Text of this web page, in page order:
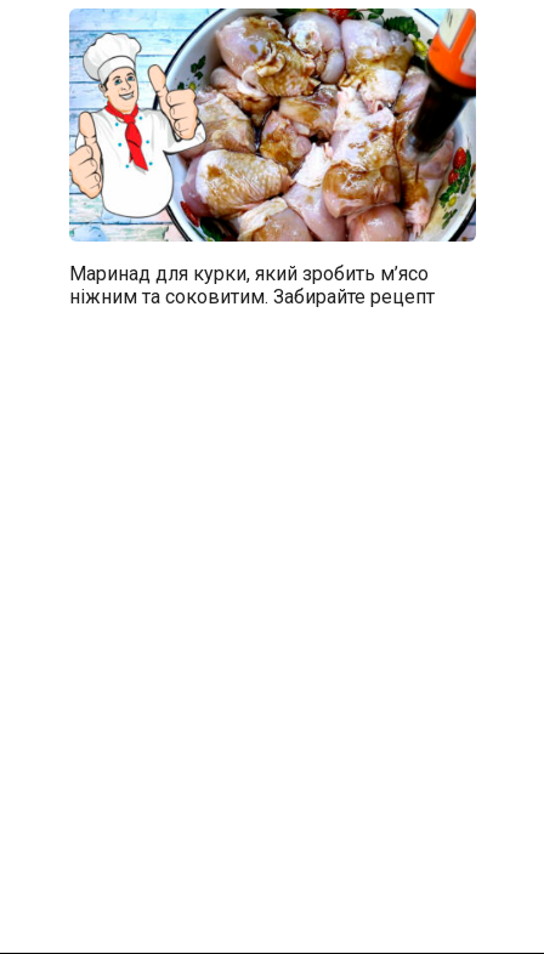
Маринад для курки, який зробить м’ясо
ніжним та соковитим. Забирайте рецепт